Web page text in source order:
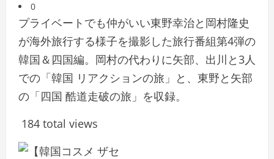
0
プライベートでも仲がいい東野幸治と岡村隆史
が海外旅行する様子を撮影した旅行番組第4弾の
韓国＆四国編。岡村の代わりに矢部、出川と3人
での「韓国 リアクションの旅」と、東野と矢部
の「四国 酷道走破の旅」を収録。
184 total views